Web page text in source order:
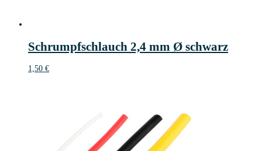
Schrumpfschlauch 2,4 mm Ø schwarz
1,50 €